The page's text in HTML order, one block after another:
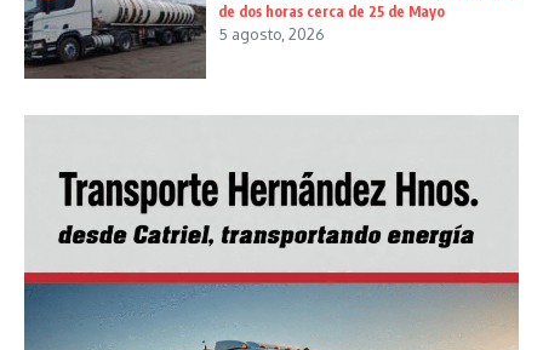
de dos horas cerca de 25 de Mayo
5 agosto, 2026